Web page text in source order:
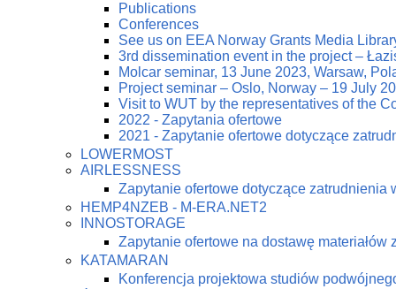
Publications
Conferences
See us on EEA Norway Grants Media
3rd dissemination event in the project –
Molcar seminar, 13 June 2023, Warsaw,
Project seminar – Oslo, Norway – 19 July
Visit to WUT by the representatives of the
2022 - Zapytania ofertowe
2021 - Zapytanie ofertowe dotyczące
LOWERMOST
AIRLESSNESS
Zapytanie ofertowe dotyczące zatrudnienia
HEMP4NZEB - M-ERA.NET2
INNOSTORAGE
Zapytanie ofertowe na dostawę materiałów
KATAMARAN
Konferencja projektowa studiów